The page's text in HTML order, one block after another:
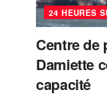
24 HEURES
Centre de
Damiette
capacité